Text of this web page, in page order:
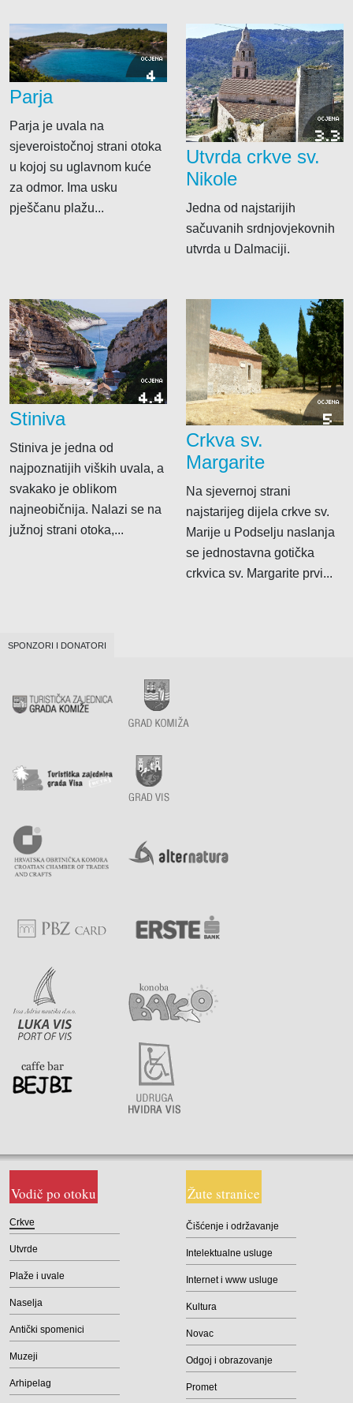
OCJENA
4
Parja
Parja je uvala na
sjeveroistočnoj strani otoka
u kojoj su uglavnom kuće
za odmor. Ima usku
pješčanu plažu...
OCJENA
3.3
Utvrda crkve sv.
Nikole
Jedna od najstarijih
sačuvanih srdnjovjekovnih
utvrda u Dalmaciji.
OCJENA
4.4
Stiniva
Stiniva je jedna od
najpoznatijih viških uvala, a
svakako je oblikom
najneobičnija. Nalazi se na
južnoj strani otoka,...
OCJENA
5
Crkva sv.
Margarite
Na sjevernoj strani
najstarijeg dijela crkve sv.
Marije u Podselju naslanja
se jednostavna gotička
crkvica sv. Margarite prvi...
SPONZORI I DONATORI
Vodič po otoku
Crkve
Utvrde
Plaže i uvale
Naselja
Antički spomenici
Muzeji
Arhipelag
Žute stranice
Čišćenje i održavanje
Intelektualne usluge
Internet i www usluge
Kultura
Novac
Odgoj i obrazovanje
Promet